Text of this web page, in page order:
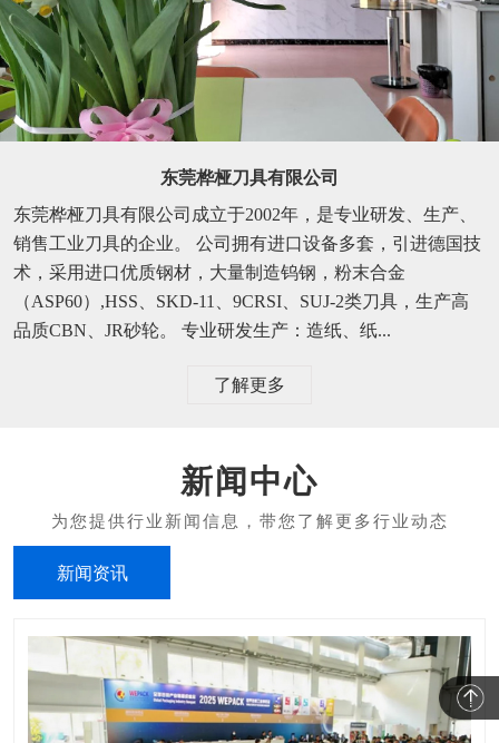
东莞桦桠刀具有限公司
东莞桦桠刀具有限公司成立于2002年，是专业研发、生产、
销售工业刀具的企业。 公司拥有进口设备多套，引进德国技
术，采用进口优质钢材，大量制造钨钢，粉末合金
（ASP60）,HSS、SKD-11、9CRSI、SUJ-2类刀具，生产高
品质CBN、JR砂轮。 专业研发生产：造纸、纸...
了解更多
新闻中心
新闻资讯